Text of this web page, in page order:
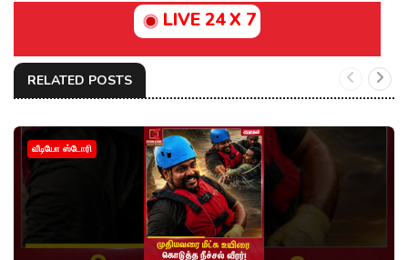
LIVE 24 X 7
RELATED POSTS
வீடியோ ஸ்டோரி